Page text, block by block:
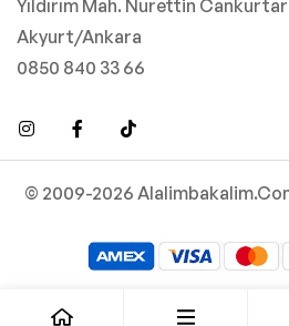
Yıldırım Mah. Nurettin
Akyurt/Ankara
0850 840 33 66
© 2009-2026